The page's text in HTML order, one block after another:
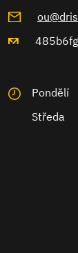
485b6fg
Pondělí
Středa